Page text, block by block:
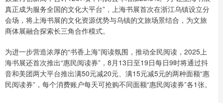
真正成为服务全国的文化大平台”，上海书展首次在浙江乌镇设立分
会场，将上海书展的文化资源优势与乌镇的文旅场景结合，为文旅
商体展融合探索长三角合作模式。
为进一步营造浓厚的“书香上海”阅读氛围，推动全民阅读，2025上
海书展还首次推出“惠民阅读券”，8月13日至19日每日9时将通过抖
音和美团两大平台推出满50元减20元、满15元减5元的两种面额“惠
民阅读券”，每个消费账户每天可抢购不同面额“惠民阅读券”各1张。